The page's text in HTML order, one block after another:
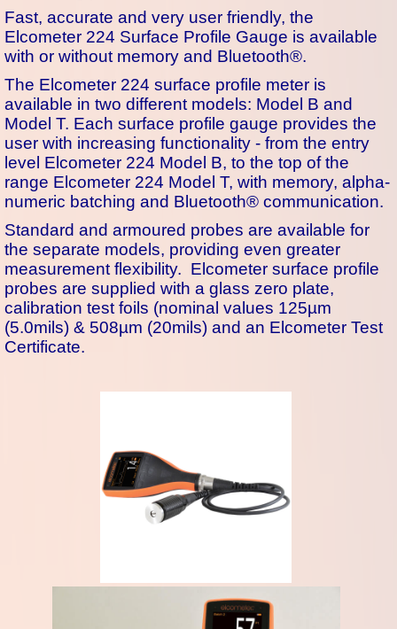
Fast, accurate and very user friendly, the
Elcometer 224 Surface Profile Gauge is available
with or without memory and Bluetooth®.
The Elcometer 224 surface profile meter is
available in two different models: Model B and
Model T. Each surface profile gauge provides the
user with increasing functionality - from the entry
level Elcometer 224 Model B, to the top of the
range Elcometer 224 Model T, with memory, alpha-
numeric batching and Bluetooth® communication.
Standard and armoured probes are available for
the separate models, providing even greater
measurement flexibility. Elcometer surface profile
probes are supplied with a glass zero plate,
calibration test foils (nominal values 125µm
(5.0mils) & 508µm (20mils) and an Elcometer Test
Certificate.